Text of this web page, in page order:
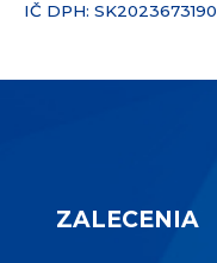
IČ DPH: SK2023673190
ZALECENIA